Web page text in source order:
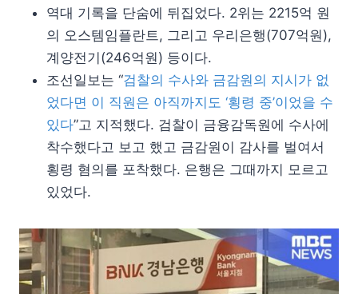
역대 기록을 단숨에 뒤집었다. 2위는 2215억 원
의 오스템임플란트, 그리고 우리은행(707억원),
계양전기(246억원) 등이다.
조선일보는 “검찰의 수사와 금감원의 지시가 없
었다면 이 직원은 아직까지도 ‘횡령 중’이었을 수
있다”고 지적했다. 검찰이 금융감독원에 수사에
착수했다고 보고 했고 금감원이 감사를 벌여서
횡령 혐의를 포착했다. 은행은 그때까지 모르고
있었다.